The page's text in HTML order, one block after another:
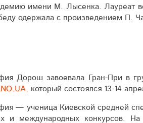
имени М. Лы­сен­ка. Лауреат
одержала с произ­веде­нием П.
Дорош завоевала Гран-При в
, который состоялся 13-14
— ученица Киевской средней
и между­народных конкурсов.